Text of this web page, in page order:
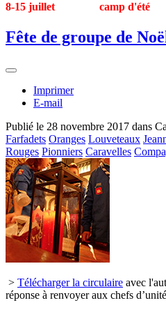
8-15 juillet camp d'été
Fête de groupe de
Imprimer
E-mail
Publié le 28 novembre 2017 dans
Farfadets Oranges Louveteaux
Rouges Pionniers Caravelles
> Télécharger la circulaire avec
réponse à renvoyer aux chefs